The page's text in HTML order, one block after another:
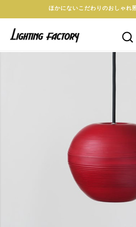
ほかにないこだわりのおしゃれ